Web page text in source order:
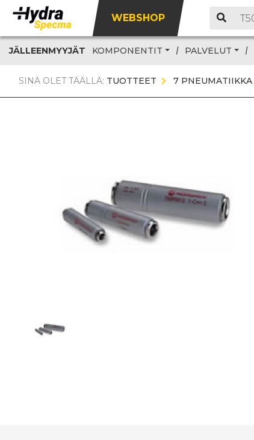
WEBSHOP
JÄLLEENMYYJÄT KOMPONENTIT PALVELUT
SINÄ OLET TÄÄLLÄ: TUOTTEET 7 PNEUMATIIKKA